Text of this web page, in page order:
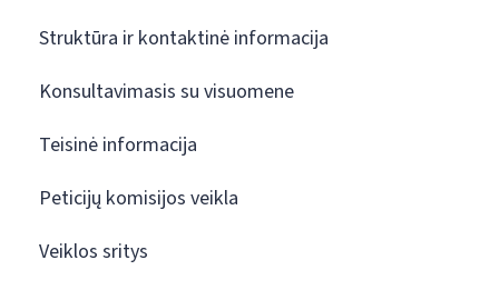
Struktūra ir kontaktinė informacija
Konsultavimasis su visuomene
Teisinė informacija
Peticijų komisijos veikla
Veiklos sritys